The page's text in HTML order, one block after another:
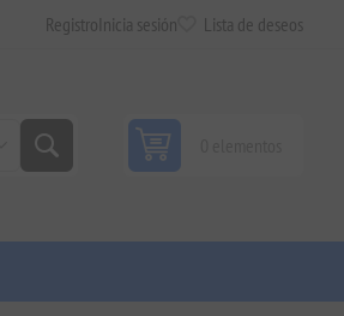
Registro Inicia sesión Lista de deseos